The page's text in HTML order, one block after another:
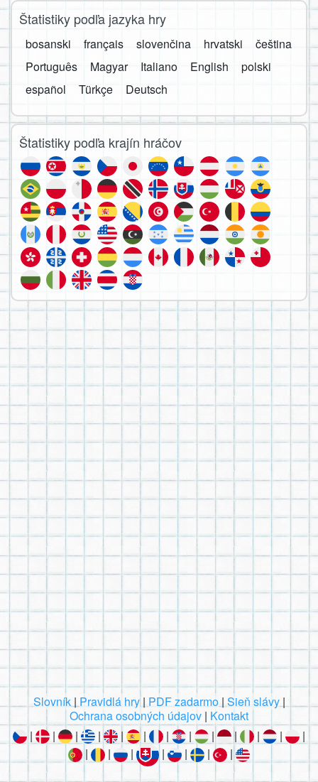
Štatistiky podľa jazyka hry
bosanski français slovenčina hrvatski
čeština
Português
Magyar Italiano English
polski
español
Türkçe Deutsch
Štatistiky podľa krajín hráčov
Slovník| Pravidlá hry| PDF zadarmo| Sieň slávy|
Ochrana osobných údajov | Kontakt
|
| | | | | | | | | | |
|
|
| | | | | |